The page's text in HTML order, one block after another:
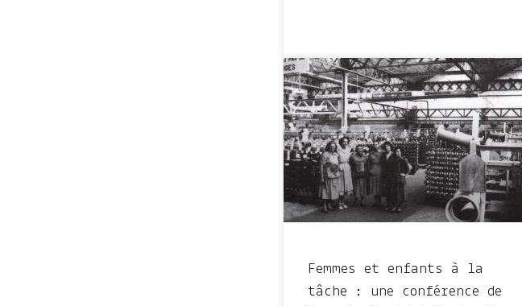
Femmes et enfants à la
tâche : une conférence de